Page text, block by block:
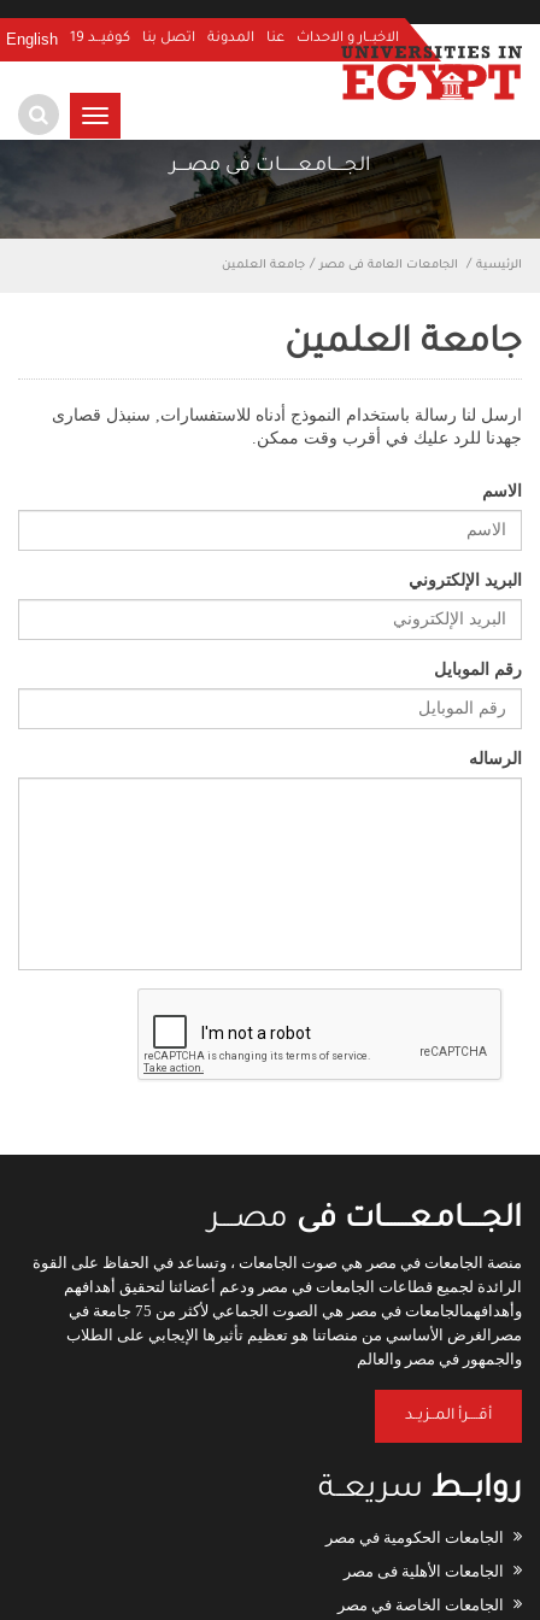
الاخبــار و الاحداث عنا المدونة اتصل بنا كوفيــد 19 English
TOGGLE
NAVIGATION
الجـــــامـعـــــــات فى مصــــر
الرئيسية الجامعات العامة فى مصر جامعة العلمين
جامعة العلمين
ارسل لنا رسالة باستخدام النموذج أدناه للاستفسارات, سنبذل قصارى
جهدنا للرد عليك في أقرب وقت ممكن.
الاسم
البريد الإلكتروني
رقم الموبايل
الرساله
الجـــــامـعـــــــات فى مصــــر
منصة الجامعات في مصر هي صوت الجامعات ، وتساعد في الحفاظ على القوة
الرائدة لجميع قطاعات الجامعات في مصر ودعم أعضائنا لتحقيق أهدافهم
وأهدافهمالجامعات في مصر هي الصوت الجماعي لأكثر من 75 جامعة في
مصرالغرض الأساسي من منصاتنا هو تعظيم تأثيرها الإيجابي على الطلاب
والجمهور في مصر والعالم
أقــــرأ المــزيــد
روابـــط سريعــة
الجامعات الحكومية في مصر
الجامعات الأهلية فى مصر
الجامعات الخاصة في مصر